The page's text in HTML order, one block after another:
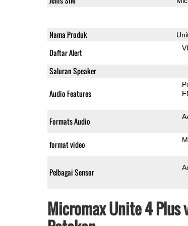
Nama Produk
Daftar Alert
Saluran Speaker
Audio Features
Formats Audio
format video
Pelbagai Sensor
Micromax Unite 4 Plus